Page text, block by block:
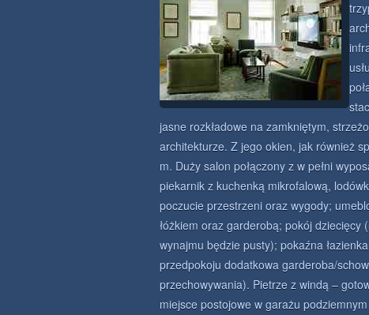
jasne rozkładowe na zamkniętym,
architekturze. Z jego okien, jak również
m. Duży salon połączony z w pełni
piekarnik z kuchenką mikrofalową,
poczucie przestrzeni oraz wygody;
łóżkiem oraz garderobą; pokój
wynajmu będzie pusty); pokaźna
przedpokoju dodatkowa garderoba/
przechowywania). Pietrze z windą –
miejsce postojowe w garażu